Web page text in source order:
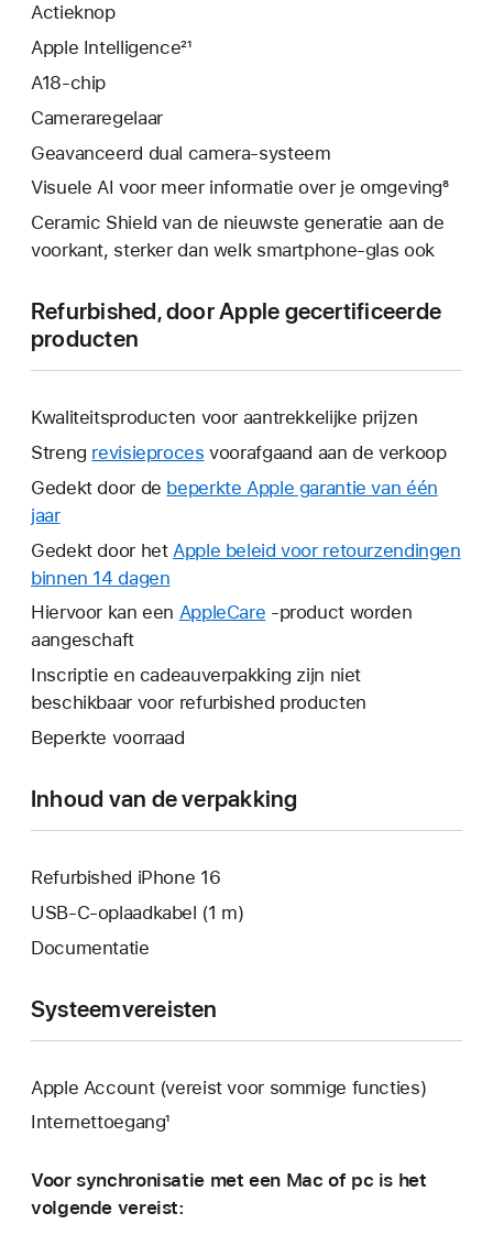
Actieknop
Apple Intelligence²¹
A18-chip
Cameraregelaar
Geavanceerd dual camera-systeem
Visuele AI voor meer informatie over je omgeving⁸
Ceramic Shield van de nieuwste generatie aan de
voorkant, sterker dan welk smartphone-glas ook
Refurbished, door Apple gecertificeerde
producten
Kwaliteitsproducten voor aantrekkelijke prijzen
Streng revisieproces voorafgaand aan de verkoop
Gedekt door de beperkte Apple garantie van één
jaarHierdoor
wordt
er
nieuw
venster
geopend.
Gedekt door het Apple beleid voor retourzendingen
binnen 14 dagen
wordt
nieuw
venster
geopend.
Hiervoor kan een AppleCare Hierdoor
er
een
-product worden
aangeschaft
Inscriptie en cadeauverpakking zijn niet
beschikbaar voor refurbished producten
Beperkte voorraad
Inhoud van de verpakking
Refurbished iPhone 16
USB‑C-oplaadkabel (1 m)
Documentatie
Systeemvereisten
Apple Account (vereist voor sommige functies)
Internettoegang¹
Voor synchronisatie met een Mac of pc is het
volgende vereist: